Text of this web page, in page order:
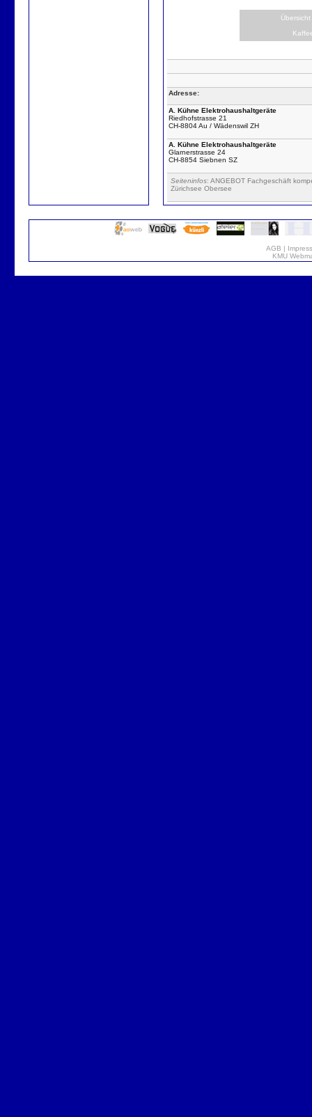
Übersicht
Adresse:
A. Kühne Elektrohaushaltgeräte
Riedhofstrasse 21
CH-8804 Au / Wädenswil ZH
A. Kühne Elektrohaushaltgeräte
Glarnerstrasse 24
CH-8854 Siebnen SZ
Seiteninfos: ANGEBOT Fachgeschäft
Zürichsee Obersee
AGB |
KMU